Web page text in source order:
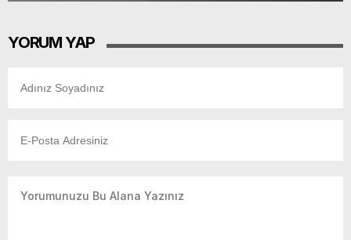
YORUM YAP